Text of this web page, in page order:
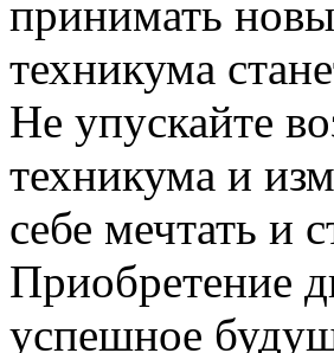
принимать
техникума
Не упускайте
техникума и
себе мечтать и
Приобретение
успешное